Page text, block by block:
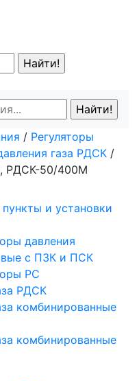
/ Регуляторы
газа РДСК /
РДСК-50/400М
и установки
давления
с ПЗК и ПСК
РС
РДСК
комбинированные
комбинированные